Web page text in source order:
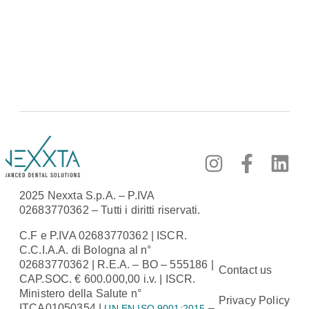
2025 Nexxta S.p.A. – P.IVA
02683770362 – Tutti i diritti riservati.
C.F e P.IVA 02683770362 | ISCR.
C.C.I.A.A. di Bologna al n°
02683770362 | R.E.A. – BO – 555186 |
CAP.SOC. € 600.000,00 i.v. | ISCR.
Ministero della Salute n°
Contact us
Privacy Policy